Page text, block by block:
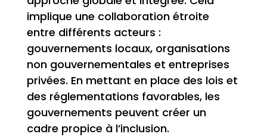
implique une collaboration étroite
entre différents acteurs :
gouvernements locaux, organisations
non gouvernementales et entreprises
privées. En mettant en place des lois et
des réglementations favorables, les
gouvernements peuvent créer un
cadre propice à l’inclusion.